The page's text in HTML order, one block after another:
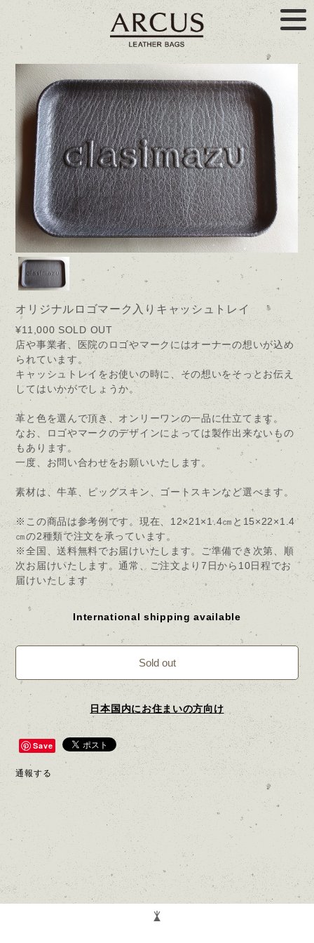
オリジナルロゴマーク入りキャッシュトレイ
¥11,000 SOLD OUT
店や事業者、医院のロゴやマークにはオーナーの想いが込め
られています。
キャッシュトレイをお使いの時に、その想いをそっとお伝え
してはいかがでしょうか。
革と色を選んで頂き、オンリーワンの一品に仕立てます。
なお、ロゴやマークのデザインによっては製作出来ないもの
もあります。
一度、お問い合わせをお願いいたします。
素材は、牛革、ピッグスキン、ゴートスキンなど選べます。
※この商品は参考例です。現在、12×21×1.4㎝と15×22×1.4
㎝の2種類で注文を承っています。
※全国、送料無料でお届けいたします。ご準備でき次第、順
次お届けいたします。通常、ご注文より7日から10日程でお
届けいたします
International shipping available
Sold out
日本国内にお住まいの方向け
Save
通報する